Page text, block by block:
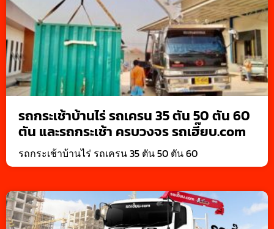
รถกระเช้าบ้านไร่ รถเครน 35 ตัน 50 ตัน 60
ตัน และรถกระเช้า ครบวงจร รถเฮี๊ยบ.com
รถกระเช้าบ้านไร่ รถเครน 35 ตัน 50 ตัน 60